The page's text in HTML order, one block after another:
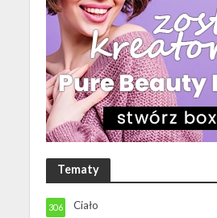
Tematy
Ciało
306